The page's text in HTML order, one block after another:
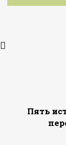
Пять